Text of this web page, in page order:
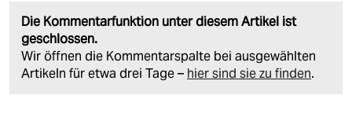
Die Kommentarfunktion unter diesem Artikel ist
geschlossen.
Wir öffnen die Kommentarspalte bei ausgewählten
Artikeln für etwa drei Tage – hier sind sie zu finden.